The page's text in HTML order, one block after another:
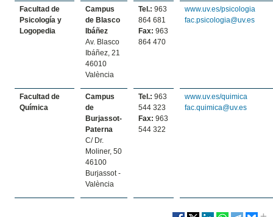
Facultad de
Psicología y
Logopedia
Campus
de Blasco
Ibáñez
Av. Blasco
Ibáñez, 21
46010
València
Tel.: 963
864 681
Fax: 963
864 470
www.uv.es/psicologia
fac.psicologia@uv.es
Facultad de
Química
Campus
de
Burjassot-
Paterna
C/ Dr.
Moliner, 50
46100
Burjassot -
València
Tel.: 963
544 323
Fax: 963
544 322
www.uv.es/quimica
fac.quimica@uv.es